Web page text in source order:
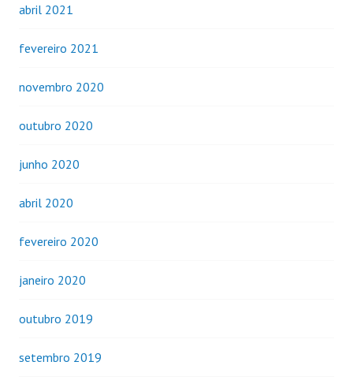
abril 2021
fevereiro 2021
novembro 2020
outubro 2020
junho 2020
abril 2020
fevereiro 2020
janeiro 2020
outubro 2019
setembro 2019